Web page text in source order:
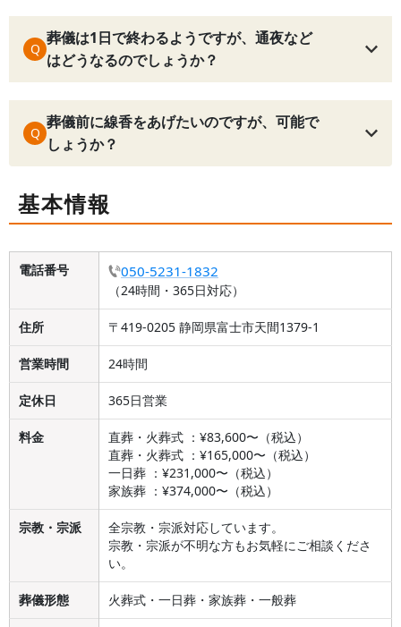
Q
葬儀は1日で終わるようですが、通夜など
はどうなるのでしょうか？
Q
葬儀前に線香をあげたいのですが、可能で
しょうか？
基本情報
電話番号 050-5231-1832
（24時間・365日対応）
住所 〒419-0205 静岡県富士市天間1379-1
営業時間 24時間
定休日 365日営業
料金
直葬・火葬式 ：¥83,600〜（税込）
直葬・火葬式 ：¥165,000〜（税込）
一日葬 ：¥231,000〜（税込）
家族葬 ：¥374,000〜（税込）
宗教・宗派
全宗教・宗派対応しています。
宗教・宗派が不明な方もお気軽にご相談くださ
い。
葬儀形態 火葬式・一日葬・家族葬・一般葬